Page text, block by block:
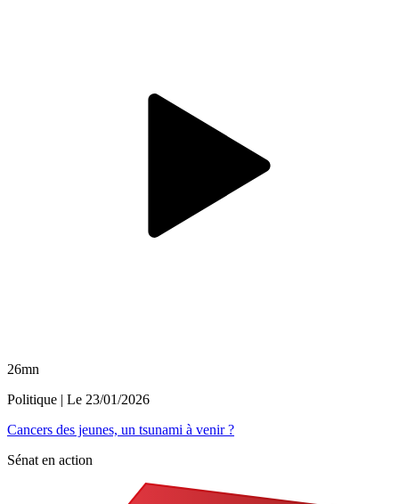
26mn
Politique | Le 23/01/2026
Cancers des jeunes, un tsunami à venir ?
Sénat en action